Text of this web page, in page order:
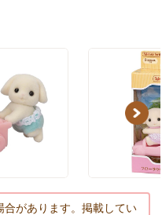
Next
があります。掲載してい